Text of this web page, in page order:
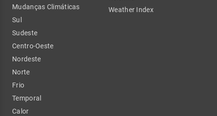
Mudanças Climáticas
Sul
Sudeste
Centro-Oeste
Nordeste
Norte
Frio
Temporal
Calor
Weather Index